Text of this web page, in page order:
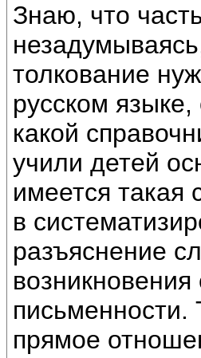
Знаю, что
толкование
русском
какой
учили детей
имеется такая
в
разъяснение
письменности.
прямое